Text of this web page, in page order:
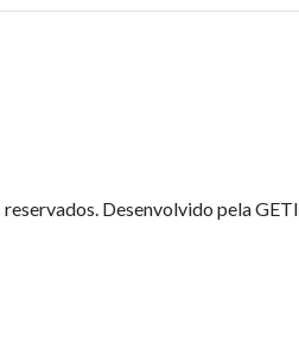
Desenvolvido pela GETI